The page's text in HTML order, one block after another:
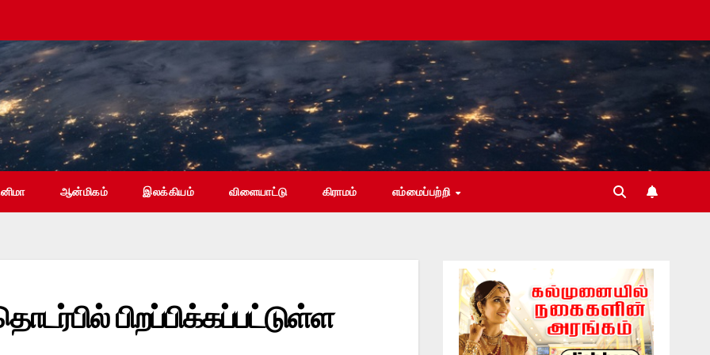
ஆன்மிகம் இலக்கியம் விளையாட்டு கிராமம் எம்மைப்பற்றி
பிறப்பிக்கப்பட்டுள்ள